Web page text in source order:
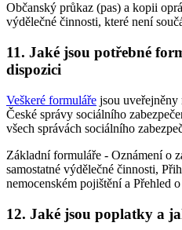
Občanský průkaz (pas) a kopii
výdělečné činnosti, které není
11. Jaké jsou potřebné
dispozici
Veškeré formuláře jsou uveřejněny
České správy sociálního
všech správách sociálního
Základní formuláře - Oznámení o
samostatné výdělečné činnosti,
nemocenském pojištění a Přehled
12. Jaké jsou poplatky a